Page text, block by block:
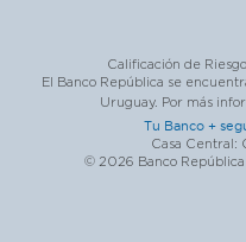
Calificación de
El Banco República se
Uruguay. Por más
Tu Banco +
Casa Central:
© 2026 Banco República